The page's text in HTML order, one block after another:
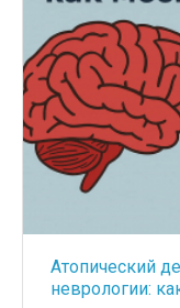
Атопический
неврологии: